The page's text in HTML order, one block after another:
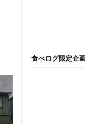
食べログ限定企